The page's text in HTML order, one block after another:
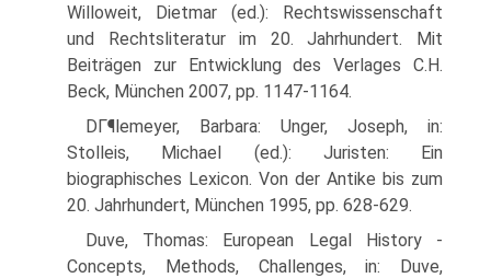
Willoweit, Dietmar (ed.): Rechtswissenschaft
und Rechtsliteratur im 20. Jahrhundert. Mit
Beiträgen zur Entwicklung des Verlages C.H.
Beck, München 2007, pp. 1147-1164.
DГ¶lemeyer, Barbara: Unger, Joseph, in:
Stolleis, Michael (ed.): Juristen: Ein
biographisches Lexicon. Von der Antike bis zum
20. Jahrhundert, München 1995, pp. 628-629.
Duve, Thomas: European Legal History -
Concepts, Methods, Challenges, in: Duve,